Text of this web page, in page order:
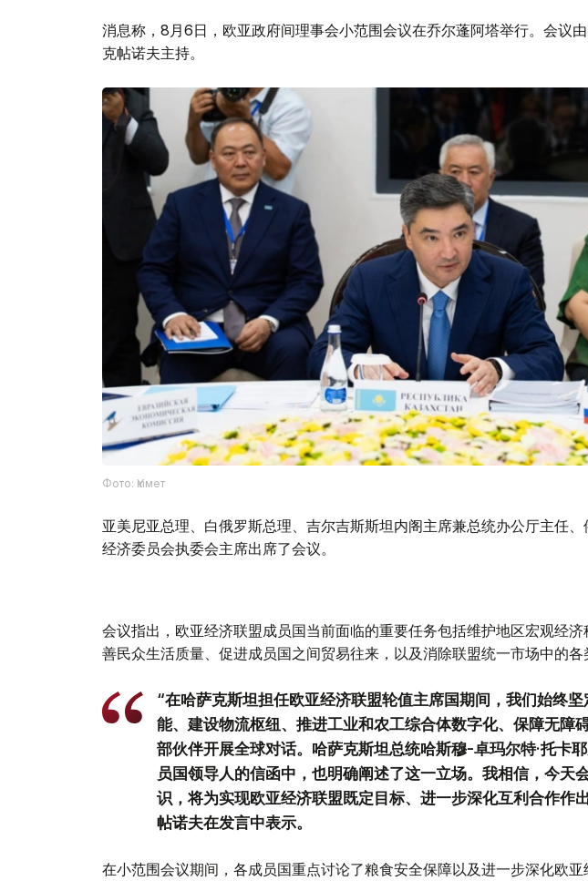
消息称，8月6日，欧亚政府间理事会小范围会议在乔尔蓬阿塔举行。会议
克帖诺夫主持。
Фото: Үкімет
亚美尼亚总理、白俄罗斯总理、吉尔吉斯斯坦内阁主席兼总统办公厅主任
经济委员会执委会主席出席了会议。
会议指出，欧亚经济联盟成员国当前面临的重要任务包括维护地区宏观经
善民众生活质量、促进成员国之间贸易往来，以及消除联盟统一市场中的各
“在哈萨克斯坦担任欧亚经济联盟轮值主席国期间，我们始终
能、建设物流枢纽、推进工业和农工综合体数字化、保障无障
部伙伴开展全球对话。哈萨克斯坦总统哈斯穆-卓玛尔特·托卡
员国领导人的信函中，也明确阐述了这一立场。我相信，今天
识，将为实现欧亚经济联盟既定目标、进一步深化互利合作作
帖诺夫在发言中表示。
在小范围会议期间，各成员国重点讨论了粮食安全保障以及进一步深化欧